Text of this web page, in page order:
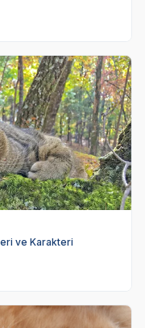
ve Karakteri